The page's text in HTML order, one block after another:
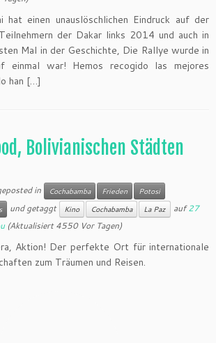
hat einen unauslöschlichen Eindruck auf der
der Dakar links 2014 und auch in
Mal in der Geschichte, Die Rallye wurde in
einmal war! Hemos recogido las mejores
han […]
Bolivianischen Städten
in Cochabamba Frieden
Potosi
und getaggt Kino Cochabamba La Paz auf27
(Aktualisiert 4550 Vor Tagen)
Aktion! Der perfekte Ort für internationale
zum Träumen und Reisen.